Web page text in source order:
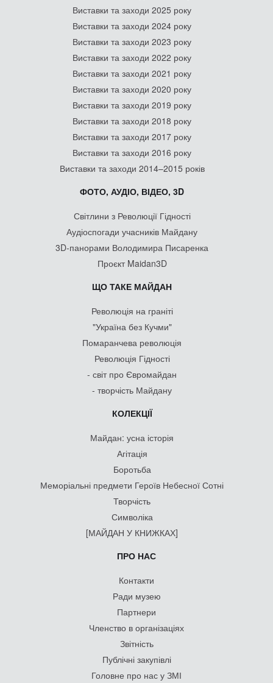
Виставки та заходи 2025 року
Виставки та заходи 2024 року
Виставки та заходи 2023 року
Виставки та заходи 2022 року
Виставки та заходи 2021 року
Виставки та заходи 2020 року
Виставки та заходи 2019 року
Виставки та заходи 2018 року
Виставки та заходи 2017 року
Виставки та заходи 2016 року
Виставки та заходи 2014–2015 років
ФОТО, АУДІО, ВІДЕО, 3D
Світлини з Революції Гідності
Аудіоспогади учасників Майдану
3D-панорами Володимира Писаренка
Проєкт Maidan3D
ЩО ТАКЕ МАЙДАН
Революція на граніті
"Україна без Кучми"
Помаранчева революція
Революція Гідності
- світ про Євромайдан
- творчість Майдану
КОЛЕКЦІЇ
Майдан: усна історія
Агітація
Боротьба
Меморіальні предмети Героїв Небесної Сотні
Творчість
Символіка
[МАЙДАН У КНИЖКАХ]
ПРО НАС
Контакти
Ради музею
Партнери
Членство в організаціях
Звітність
Публічні закупівлі
Головне про нас у ЗМІ